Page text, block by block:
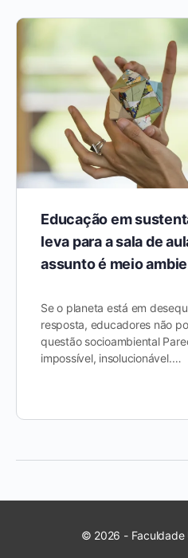
Educação em
leva para a sala de
assunto é meio
Se o planeta está em
resposta, educadores não
questão socioambiental
impossível, insolucionável.…
© 2026 - Faculdade